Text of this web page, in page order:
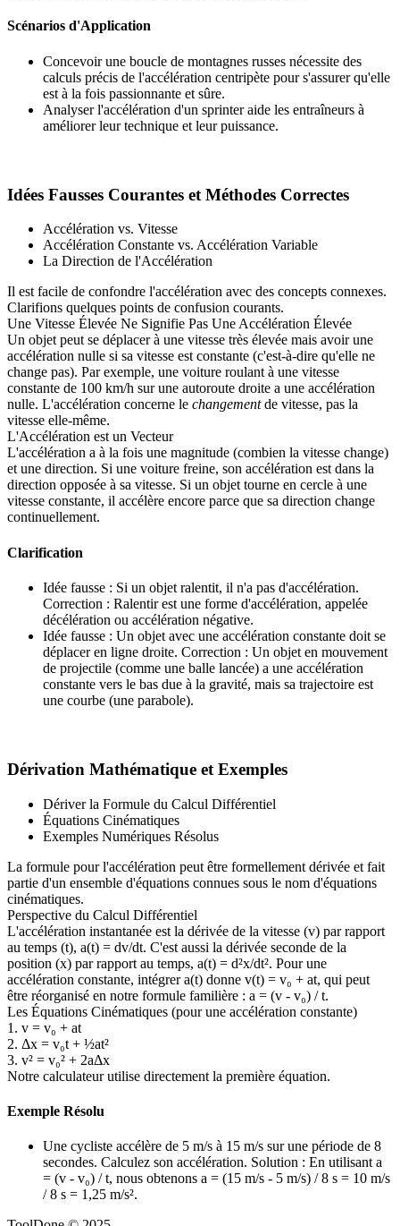
Scénarios d'Application
Concevoir une boucle de montagnes russes nécessite des
calculs précis de l'accélération centripète pour s'assurer qu'elle
est à la fois passionnante et sûre.
Analyser l'accélération d'un sprinter aide les entraîneurs à
améliorer leur technique et leur puissance.
Idées Fausses Courantes et Méthodes Correctes
Accélération vs. Vitesse
Accélération Constante vs. Accélération Variable
La Direction de l'Accélération
Il est facile de confondre l'accélération avec des concepts connexes.
Clarifions quelques points de confusion courants.
Une Vitesse Élevée Ne Signifie Pas Une Accélération Élevée
Un objet peut se déplacer à une vitesse très élevée mais avoir une
accélération nulle si sa vitesse est constante (c'est-à-dire qu'elle ne
change pas). Par exemple, une voiture roulant à une vitesse
constante de 100 km/h sur une autoroute droite a une accélération
nulle. L'accélération concerne le changementde vitesse, pas la
vitesse elle-même.
L'Accélération est un Vecteur
L'accélération a à la fois une magnitude (combien la vitesse change)
et une direction. Si une voiture freine, son accélération est dans la
direction opposée à sa vitesse. Si un objet tourne en cercle à une
vitesse constante, il accélère encore parce que sa direction change
continuellement.
Clarification
Idée fausse : Si un objet ralentit, il n'a pas d'accélération.
Correction : Ralentir est une forme d'accélération, appelée
décélération ou accélération négative.
Idée fausse : Un objet avec une accélération constante doit se
déplacer en ligne droite. Correction : Un objet en mouvement
de projectile (comme une balle lancée) a une accélération
constante vers le bas due à la gravité, mais sa trajectoire est
une courbe (une parabole).
Dérivation Mathématique et Exemples
Dériver la Formule du Calcul Différentiel
Équations Cinématiques
Exemples Numériques Résolus
La formule pour l'accélération peut être formellement dérivée et fait
partie d'un ensemble d'équations connues sous le nom d'équations
cinématiques.
Perspective du Calcul Différentiel
L'accélération instantanée est la dérivée de la vitesse (v) par rapport
au temps (t), a(t) = dv/dt. C'est aussi la dérivée seconde de la
position (x) par rapport au temps, a(t) = d²x/dt². Pour une
accélération constante, intégrer a(t) donne v(t) = v₀ + at, qui peut
être réorganisé en notre formule familière : a = (v - v₀) / t.
Les Équations Cinématiques (pour une accélération constante)
1. v = v₀ + at
2. Δx = v₀t + ½at²
3. v² = v₀² + 2aΔx
Notre calculateur utilise directement la première équation.
Exemple Résolu
Une cycliste accélère de 5 m/s à 15 m/s sur une période de 8
secondes. Calculez son accélération. Solution : En utilisant a
= (v - v₀) / t, nous obtenons a = (15 m/s - 5 m/s) / 8 s = 10 m/s
/ 8 s = 1,25 m/s².